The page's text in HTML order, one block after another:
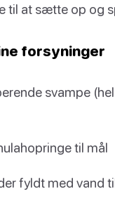
til at sætte op og
forsyninger
svampe
til mål
fyldt med vand